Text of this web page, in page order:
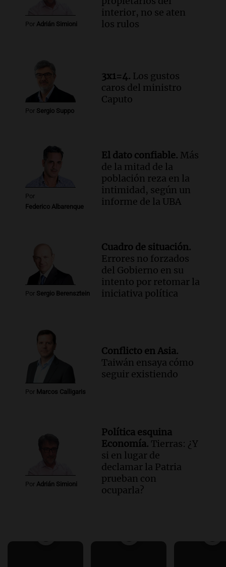
Audio.Estiman que la inflación nacional
Episodios
Audio. Altas Cumbres: rescataron a una
cabra que llevaba ocho días atrapada en
un precipicio
Audio.
conectividad fronteriza, aérea y digital
con Jujuy
Panorama Federal
Episodios
Por Adrián Simioni
interior, no se aten
los rulos
Por Sergio Suppo
3x1=4. Los gustos
caros del ministro
Caputo
Por
Federico Albarenque
El dato confiable. Más
de la mitad de la
población reza en la
intimidad, según un
informe de la UBA
Por Sergio Berensztein
Cuadro de situación.
Errores no forzados
del Gobierno en su
intento por retomar la
iniciativa política
Por Marcos Calligaris
Conflicto en Asia.
Taiwán ensaya cómo
seguir existiendo
Por Adrián Simioni
Política esquina
Economía. Tierras: ¿Y
si en lugar de
declamar la Patria
prueban con
ocuparla?